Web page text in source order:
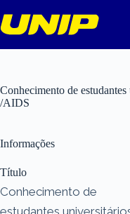
para
o
Conhecimento de
/AIDS
Informações
Título
Conhecimento de
estudantes